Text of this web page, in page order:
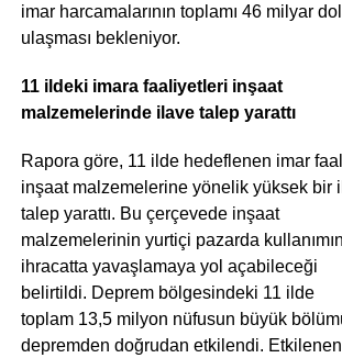
imar harcamalarının toplamı 46 milyar
ulaşması bekleniyor.
11 ildeki imara faaliyetleri inşaat
malzemelerinde ilave talep yarattı
Rapora göre, 11 ilde hedeflenen imar
inşaat malzemelerine yönelik yüksek bir
talep yarattı. Bu çerçevede inşaat
malzemelerinin yurtiçi pazarda
ihracatta yavaşlamaya yol açabileceği
belirtildi. Deprem bölgesindeki 11 ilde
toplam 13,5 milyon nüfusun büyük
depremden doğrudan etkilendi. Etkilenen